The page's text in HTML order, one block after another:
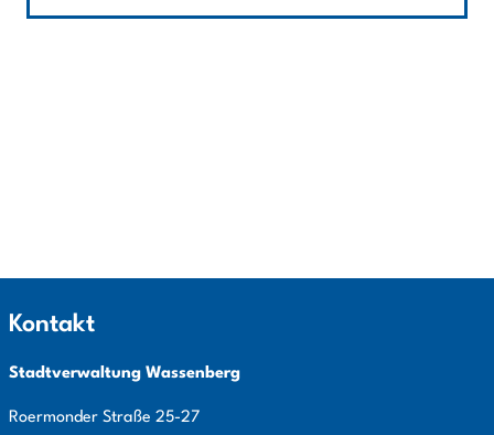
Kontakt
Stadtverwaltung Wassenberg
Roermonder Straße 25-27